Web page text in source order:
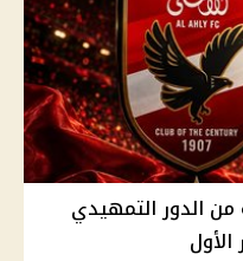
من الدور التمهيدي